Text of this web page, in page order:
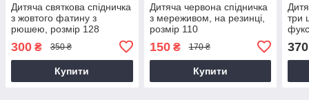
Дитяча святкова спідничка
з жовтого фатину з
рюшею, розмір 128
300 ₴ 350 ₴
Купити
Дитяча червона спідничка
з мереживом, на резинці,
розмір 110
150₴ 170 ₴
Купити
три
370